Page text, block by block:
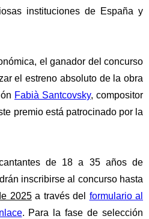
instituciones de España y
el ganador del concurso
elestreno absolutode la obra
Fabià Santcovsky, compositor
premio está patrocinado por la
de 18 a 35 años de
inscribirse al concurso hasta
2025a través del formulario al
. Para la fase de selección